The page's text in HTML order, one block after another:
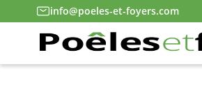
info@poeles-et-foyers.com